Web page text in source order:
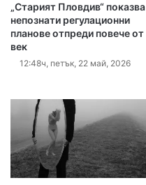
„Старият Пловдив“ показва
непознати регулационни
планове отпреди повече от
век
12:48ч, петък, 22 май, 2026